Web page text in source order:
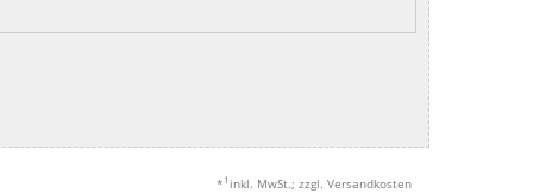
* 1 inkl. MwSt.; zzgl. Versandkosten